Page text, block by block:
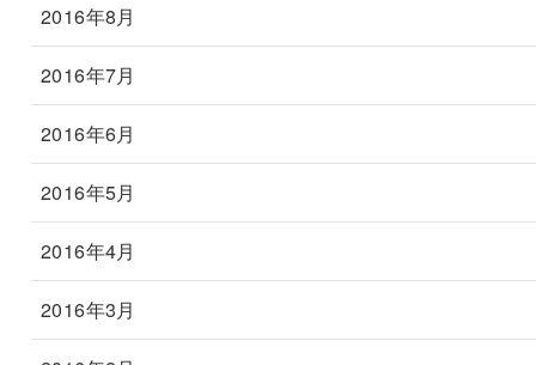
2016年8月
2016年7月
2016年6月
2016年5月
2016年4月
2016年3月